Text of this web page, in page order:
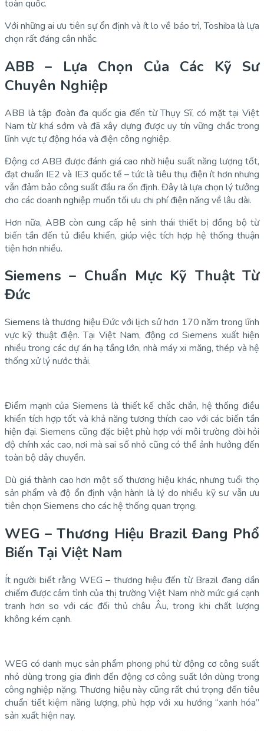
toàn quốc.
Với những ai ưu tiên sự ổn định và ít lo về bảo trì, Toshiba là lựa
chọn rất đáng cân nhắc.
ABB – Lựa Chọn Của Các Kỹ Sư
Chuyên Nghiệp
ABB là tập đoàn đa quốc gia đến từ Thụy Sĩ, có mặt tại Việt
Nam từ khá sớm và đã xây dựng được uy tín vững chắc trong
lĩnh vực tự động hóa và điện công nghiệp.
Động cơ ABB được đánh giá cao nhờ hiệu suất năng lượng tốt,
đạt chuẩn IE2 và IE3 quốc tế – tức là tiêu thụ điện ít hơn nhưng
vẫn đảm bảo công suất đầu ra ổn định. Đây là lựa chọn lý tưởng
cho các doanh nghiệp muốn tối ưu chi phí điện năng về lâu dài.
Hơn nữa, ABB còn cung cấp hệ sinh thái thiết bị đồng bộ từ
biến tần đến tủ điều khiển, giúp việc tích hợp hệ thống thuận
tiện hơn nhiều.
Siemens – Chuẩn Mực Kỹ Thuật Từ
Đức
Siemens là thương hiệu Đức với lịch sử hơn 170 năm trong lĩnh
vực kỹ thuật điện. Tại Việt Nam, động cơ Siemens xuất hiện
nhiều trong các dự án hạ tầng lớn, nhà máy xi măng, thép và hệ
thống xử lý nước thải.
Điểm mạnh của Siemens là thiết kế chắc chắn, hệ thống điều
khiển tích hợp tốt và khả năng tương thích cao với các biến tần
hiện đại. Siemens cũng đặc biệt phù hợp với môi trường đòi hỏi
độ chính xác cao, nơi mà sai số nhỏ cũng có thể ảnh hưởng đến
toàn bộ dây chuyền.
Dù giá thành cao hơn một số thương hiệu khác, nhưng tuổi thọ
sản phẩm và độ ổn định vận hành là lý do nhiều kỹ sư vẫn ưu
tiên chọn Siemens cho các hệ thống quan trọng.
WEG – Thương Hiệu Brazil Đang Phổ
Biến Tại Việt Nam
Ít người biết rằng WEG – thương hiệu đến từ Brazil đang dần
chiếm được cảm tình của thị trường Việt Nam nhờ mức giá cạnh
tranh hơn so với các đối thủ châu Âu, trong khi chất lượng
không kém cạnh.
WEG có danh mục sản phẩm phong phú từ động cơ công suất
nhỏ dùng trong gia đình đến động cơ công suất lớn dùng trong
công nghiệp nặng. Thương hiệu này cũng rất chú trọng đến tiêu
chuẩn tiết kiệm năng lượng, phù hợp với xu hướng “xanh hóa”
sản xuất hiện nay.